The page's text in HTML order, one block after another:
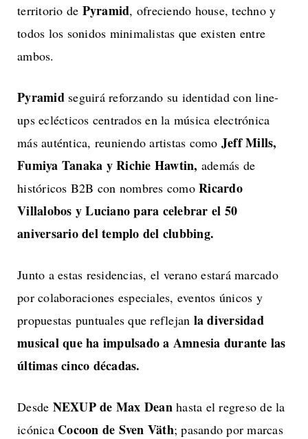
territorio de Pyramid, ofreciendo house, techno y
todos los sonidos minimalistas que existen entre
ambos.
Pyramidseguirá reforzando su identidad con line-
ups eclécticos centrados en la música electrónica
más auténtica, reuniendo artistas como Jeff Mills,
Fumiya Tanaka y Richie Hawtin, además de
históricos B2B con nombres como Ricardo
Villalobos y Luciano para celebrar el 50
aniversario del templo del clubbing.
Junto a estas residencias, el verano estará marcado
por colaboraciones especiales, eventos únicos y
propuestas puntuales que reflejan la diversidad
musical que ha impulsado a Amnesia durante las
últimas cinco décadas.
Desde NEXUP de Max Deanhasta el regreso de la
icónica Cocoon de Sven Väth; pasando por marcas